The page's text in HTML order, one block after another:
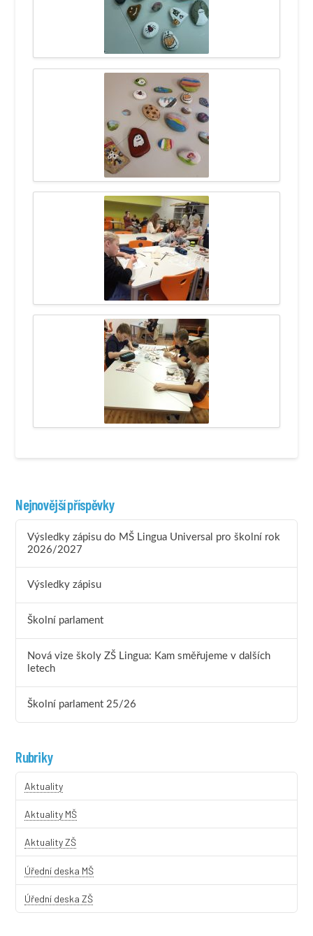
Nejnovější příspěvky
Výsledky zápisu do MŠ Lingua Universal pro školní rok
2026/2027
Výsledky zápisu
Školní parlament
Nová vize školy ZŠ Lingua: Kam směřujeme v dalších
letech
Školní parlament 25/26
Rubriky
Aktuality
Aktuality MŠ
Aktuality ZŠ
Úřední deska MŠ
Úřední deska ZŠ